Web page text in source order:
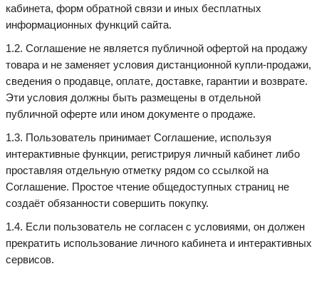
кабинета, форм обратной связи и иных бесплатных
информационных функций сайта.
1.2. Соглашение не является публичной офертой на продажу
товара и не заменяет условия дистанционной купли-продажи,
сведения о продавце, оплате, доставке, гарантии и возврате.
Эти условия должны быть размещены в отдельной
публичной оферте или ином документе о продаже.
1.3. Пользователь принимает Соглашение, используя
интерактивные функции, регистрируя личный кабинет либо
проставляя отдельную отметку рядом со ссылкой на
Соглашение. Простое чтение общедоступных страниц не
создаёт обязанности совершить покупку.
1.4. Если пользователь не согласен с условиями, он должен
прекратить использование личного кабинета и интерактивных
сервисов.